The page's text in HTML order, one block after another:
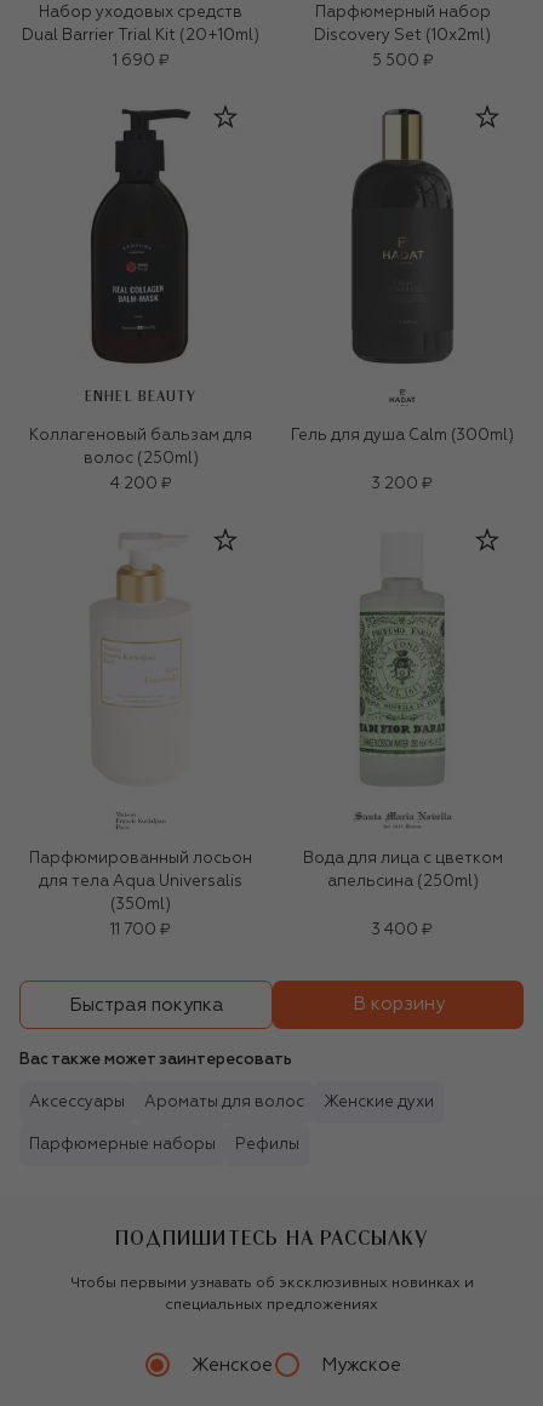
Набор уходовых средств
Dual Barrier Trial Kit (20+10ml)
1 690 ₽
Парфюмерный набор
Discovery Set (10x2ml)
5 500 ₽
ENHEL BEAUTY
Коллагеновый бальзам для
волос (250ml)
4 200 ₽
Гель для душа Calm (300ml)
3 200 ₽
Парфюмированный лосьон
для тела Aqua Universalis
(350ml)
11 700 ₽
Вода для лица с цветком
апельсина (250ml)
3 400 ₽
Быстрая покупка В корзину
Вас также может заинтересовать
Аксессуары Ароматы для волос Женские духи
Парфюмерные наборы Рефилы
ПОДПИШИТЕСЬ НА РАССЫЛКУ
Чтобы первыми узнавать об эксклюзивных новинках и
специальных предложениях
Женское Мужское